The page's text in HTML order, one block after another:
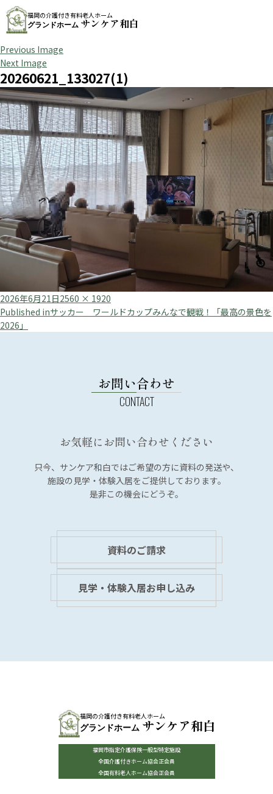
福岡の介護付き有料老人ホーム
グランドホーム サンケア和白
Previous Image
Next Image
20260621_133027(1)
Posted
on
2026年6月21日Full
size
2560 × 1920
投
稿
Published inサッカー ワールドカップみんなで観戦！「最高の景色を
2026」
お問い合わせ
お気軽にお問い合わせください
只今、サンケア和白ではご希望の方に資料の発送や、
施設の見学・体験入居をご提供しております。
是非この機会にどうぞ。
資料のご請求
見学・体験入居お申し込み
福岡の介護付き有料老人ホーム
グランドホーム サンケア和白
福岡市指定介護保険一般型特定施設
全国介護付きホーム協会正会員
全国有料老人ホーム協会正会員